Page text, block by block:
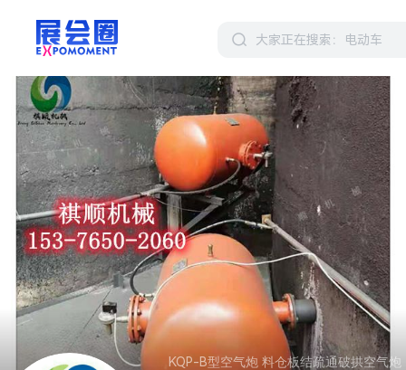
KQP-B型空气炮 料仓板结疏通破拱空气炮